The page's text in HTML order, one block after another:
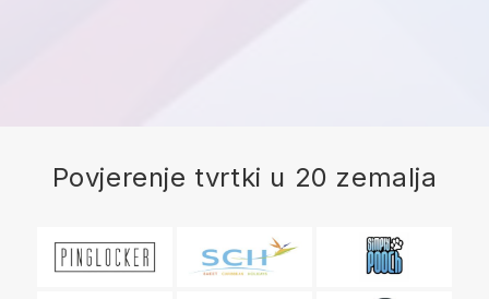
Povjerenje tvrtki u 20 zemalja